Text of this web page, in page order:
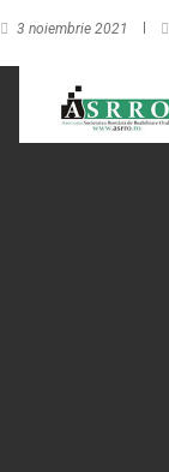
3 noiembrie 2021